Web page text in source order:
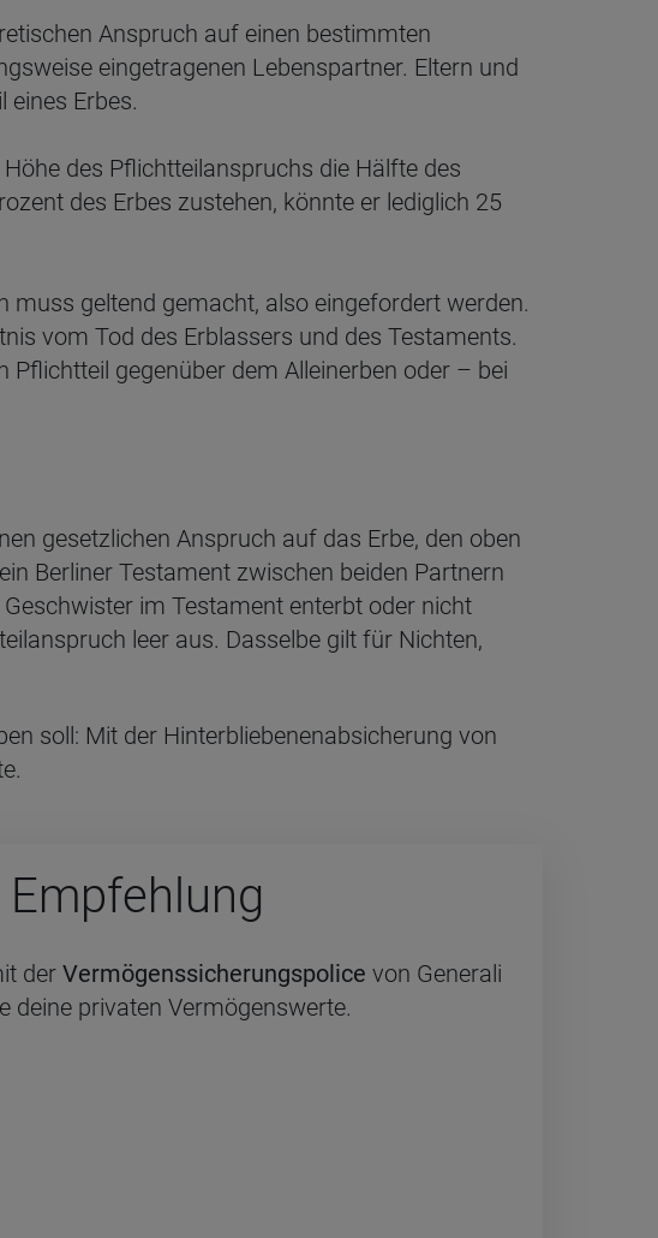
Anspruch auf einen bestimmten
eingetragenen Lebenspartner. Eltern und
Erbes.
des Pflichtteilanspruchs die Hälfte des
des Erbes zustehen, könnte er lediglich 25
geltend gemacht, also eingefordert werden.
vom Tod des Erblassers und des Testaments.
gegenüber dem Alleinerben oder – bei
gesetzlichen Anspruch auf das Erbe, den oben
Berliner Testament zwischen beiden Partnern
im Testament enterbt oder nicht
leer aus. Dasselbe gilt für Nichten,
soll: Mit der Hinterbliebenenabsicherung von
Emp­feh­lung
der Vermögenssicherungspolice von Generali
deine privaten Vermögenswerte.